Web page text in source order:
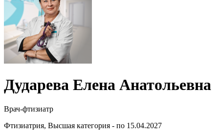
Дударева Елена Анатольевна
Врач-фтизиатр
Фтизиатрия, Высшая категория - по 15.04.2027